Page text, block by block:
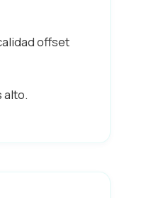
offset
alto.